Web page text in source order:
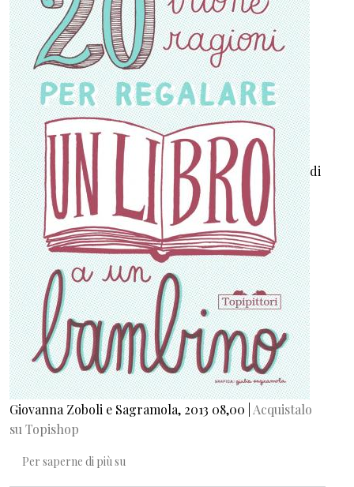
di
Giovanna Zoboli e Sagramola, 2013 08,00 | Acquistalo
su Topishop
Per saperne di più su